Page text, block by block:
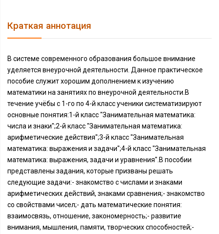
Краткая аннотация
В системе современного образования большое внимание
уделяется внеурочной деятельности. Данное практическое
пособие служит хорошим дополнением к изучению
математики на занятиях по внеурочной деятельности.В
течение учёбы с 1-го по 4-й класс ученики систематизируют
основные понятия:1-й класс "Занимательная математика:
числа и знаки";2-й класс "Занимательная математика:
арифметические действия";3-й класс "Занимательная
математика: выражения и задачи";4-й класс "Занимательная
математика: выражения, задачи и уравнения".В пособии
представлены задания, которые призваны решать
следующие задачи:- знакомство с числами и знаками
арифметических действий, знаками сравнения;- знакомство
со свойствами чисел;- дать математические понятия:
взаимосвязь, отношение, закономерность;- развитие
внимания, мышления, памяти, творческих способностей;-